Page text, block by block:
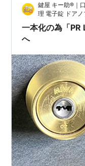
鍵屋 キー助®｜
理 電子錠 ドア
一本化の為「PR
へ